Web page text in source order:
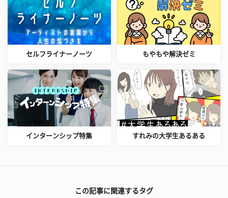
セルフライナーノーツ もやもや解決ゼミ
インターンシップ特集 すれみの大学生あるある
この記事に関連するタグ